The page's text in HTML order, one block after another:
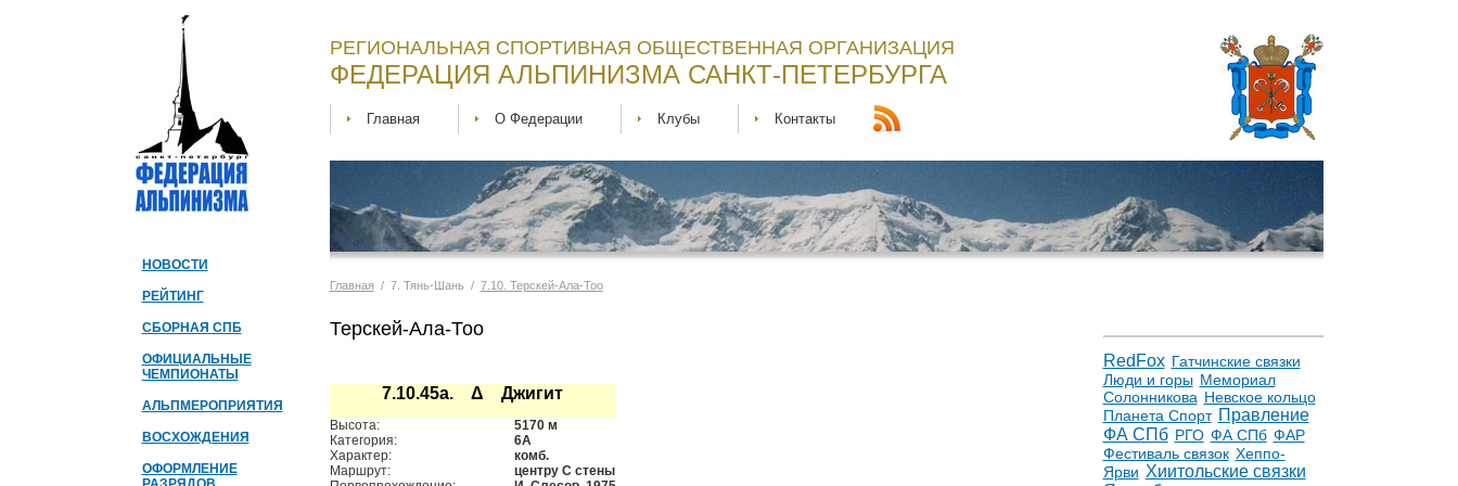
НОВОСТИ
РЕЙТИНГ
СБОРНАЯ СПБ
ОФИЦИАЛЬНЫЕ
ЧЕМПИОНАТЫ
АЛЬПМЕРОПРИЯТИЯ
ВОСХОЖДЕНИЯ
ОФОРМЛЕНИЕ
РЕГИОНАЛЬНАЯ СПОРТИВНАЯ ОБЩЕСТВЕННАЯ ОРГАНИЗАЦИЯ
ФЕДЕРАЦИЯ АЛЬПИНИЗМА САНКТ-ПЕТЕРБУРГА
Главная О Федерации Клубы Контакты
Главная / 7. Тянь-Шань / 7.10. Терскей-Ала-Тоо
RedFox Гатчинские связки
Люди и горы Мемориал
Солонникова Невское кольцо
Планета Спорт Правление
ФА СПб РГО ФА СПб ФАР
Фестиваль связок Хеппо-
Ярви Хиитольские связки
Терскей-Ала-Тоо
7.10.45а. Δ Джигит
Высота:
5170 м
Категория:
6А
Характер:
комб.
Маршрут:
центру С стены